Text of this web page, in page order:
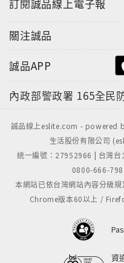
訂閱誠品線上電子報
關注誠品
誠品APP
內政部警政署 165全民
誠品線上eslite.com - powered
生活股份有限公司
統一編號：27952966 | 台灣台
0800-666-
本網站已依台灣網站內容分級
Chrome版本60以上 /
資